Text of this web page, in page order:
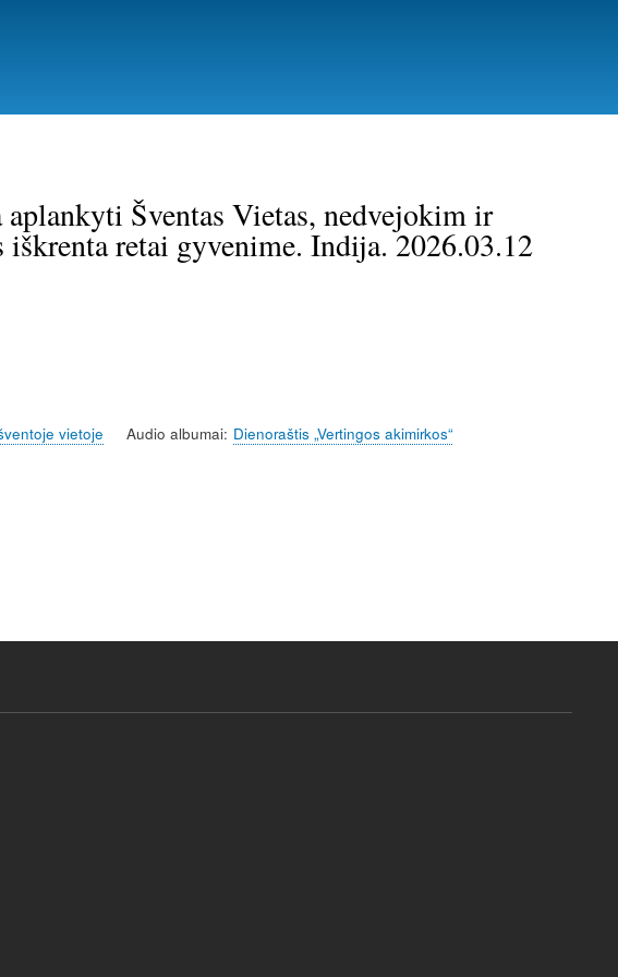
Šventas Vietas, nedvejokim ir
retai gyvenime. Indija. 2026.03.12
vietoje
Audio albumai Dienoraštis „Vertingos akimirkos“